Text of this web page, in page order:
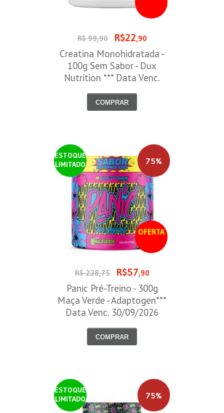
R$ 99,90 R$22,90
Creatina Monohidratada -
100g Sem Sabor - Dux
Nutrition *** Data Venc.
COMPRAR
ESTOQUE
LIMITADO
OFERTA
75%
R$ 228,75 R$57,90
Panic Pré-Treino - 300g
Maça Verde - Adaptogen***
Data Venc. 30/09/2026
COMPRAR
ESTOQUE
LIMITADO
75%